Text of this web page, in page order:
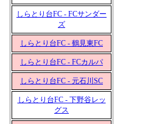
しらとり台FC - FCサンダー
ズ
しらとり台FC - 鶴見東FC
しらとり台FC - FCカルパ
しらとり台FC - 元石川SC
しらとり台FC - 下野谷レッ
グス